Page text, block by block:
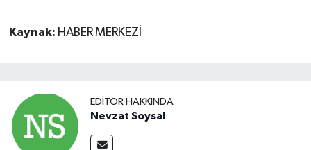
Kaynak: HABER MERKEZİ
EDITÖR HAKKINDA
Nevzat Soysal